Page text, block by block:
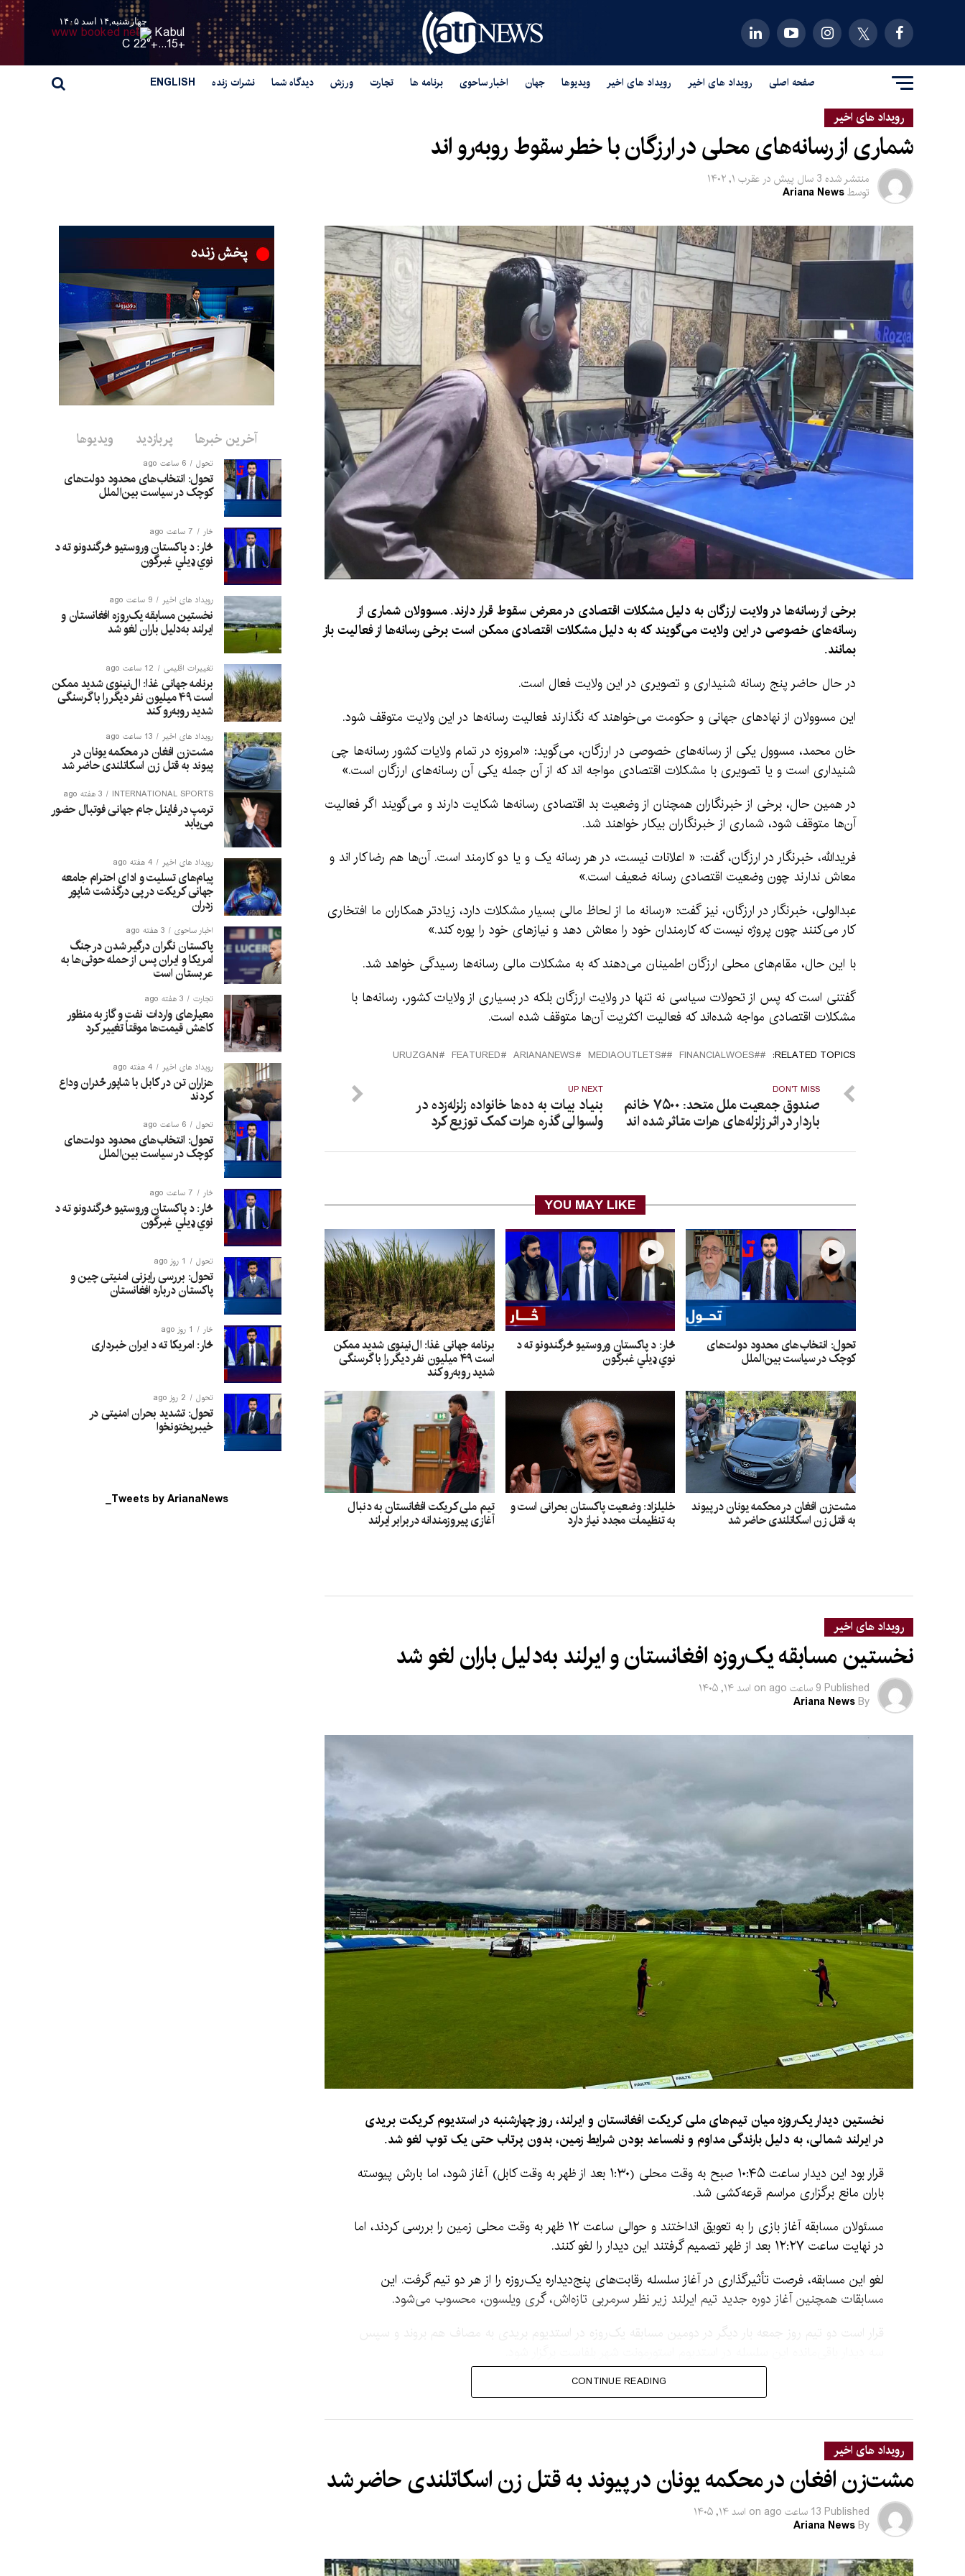
چهارشنبه,۱۴ اسد ۱۴۰۵
Kabul
+
15...
+
22° C
صفحه اصلی رویداد های اخیر رویداد های اخیر ویدیوها جهان اخبار ساحوی برنامه ها تجارت ورزش دیدگاه شما نشرات زنده ENGLISH
رویداد های اخیر
شماری از رسانه‌های محلی در ارزگان با خطر سقوط روبه‌رو اند
منتشر شده 3 سال پیش در عقرب ۱, ۱۴۰۲
توسطAriana News
برخی از رسانه‌ها در ولایت ارزگان به دلیل مشکلات اقتصادی در معرض سقوط قرار دارند. مسوولان شماری از
رسانه‌های خصوصی در این ولایت می‌گویند که به دلیل مشکلات اقتصادی ممکن است برخی رسانه‌ها از فعالیت باز
بمانند.
در حال حاضر پنج رسانه شنیداری و تصویری در این ولایت فعال است.
این مسوولان از نهاد‌های جهانی و حکومت می‌خواهند که نگذارند فعالیت رسانه‌ها در این ولایت متوقف شود.
خان محمد، مسوول یکی از رسانه‌های خصوصی در ارزگان، می‌گوید: «امروزه در تمام ولایات کشور رسانه‌ها چی
شنیداری است و یا تصویری با مشکلات اقتصادی مواجه اند که از آن جمله یکی آن رسانه‌های ارزگان است.»
در همین حال، برخی از خبرنگاران همچنان از وضعیت بد اقتصادی رسانه‌ها شکایت دارند و می‌گویند اگر فعالیت
آن‌ها متوقف شود، شماری از خبرنگاران بیکار خواهند شد.
فریدالله، خبرنگار در ارزگان، گفت: « اعلانات نیست، در هر رسانه یک و یا دو کارمند است. آن‌ها هم رضاکار اند و
معاش ندارند چون وضعیت اقتصادی رسانه ضعیف است.»
عبدالولی، خبرنگار در ارزگان، نیز گفت: «رسانه ما از لحاظ مالی بسیار مشکلات دارد، زیادتر همکاران ما افتخاری
کار می‌کنند چون پروژه نیست که کارمندان خود را معاش دهد و نیازهای خود را پوره کند.»
با این حال، مقام‌های محلی ارزگان اطمینان می‌دهند که به مشکلات مالی رسانه‌ها رسیدگی خواهد شد.
گفتنی است که پس از تحولات سیاسی نه تنها در ولایت ارزگان بلکه در بسیاری از ولایات کشور، رسانه‌ها با
مشکلات اقتصادی مواجه شده‌اند که فعالیت اکثریت آن‌ها متوقف شده است.
RELATED TOPICS:
#FINANCIALWOES
#MEDIAOUTLETS
ARIANANEWS
FEATURED
URUZGAN
UP NEXT
بنیاد بیات به ده‌ها خانواده زلزله‌زده در
ولسوالی گذره هرات کمک توزیع کرد
DON'T MISS
صندوق جمعیت ملل متحد: ۷۵۰۰ خانم
باردار در اثر زلزله‌های هرات متاثر شده اند
YOU MAY LIKE
تحول: انتخاب‌های محدود دولت‌های
کوچک در سیاست بین‌الملل
څار: د پاکستان وروستیو څرگندونو ته د
نوي ډیلي غبرگون
برنامه جهانی غذا: ال‌نینوی شدید ممکن
است ۴۹ میلیون نفر دیگر را با گرسنگی
شدید روبه‌رو کند
مشت‌زن افغان در محکمه یونان در پیوند
به قتل زن اسکاتلندی حاضر شد
خلیلزاد: وضعیت پاکستان بحرانی است و
به تنظیمات مجدد نیاز دارد
تیم ملی کریکت افغانستان به دنبال
آغازی پیروزمندانه دربرابر ایرلند
رویداد های اخیر
نخستین مسابقه یک‌روزه افغانستان و ایرلند به‌دلیل باران لغو شد
Published 9 ساعت ago on اسد ۱۴, ۱۴۰۵
By
Ariana News
نخستین دیدار یک‌روزه میان تیم‌های ملی کریکت افغانستان و ایرلند، روز چهارشنبه در استدیوم کریکت بریدی
در ایرلند شمالی، به دلیل بارندگی مداوم و نامساعد بودن شرایط زمین، بدون پرتاب حتی یک توپ لغو شد.
قرار بود این دیدار ساعت ۱۰:۴۵ صبح به وقت محلی (۱:۳۰ بعد از ظهر به وقت کابل) آغاز شود، اما بارش پیوسته
باران مانع برگزاری مراسم قرعه‌کشی شد.
مسئولان مسابقه آغاز بازی را به تعویق انداختند و حوالی ساعت ۱۲ ظهر به وقت محلی زمین را بررسی کردند، اما
در نهایت ساعت ۱۲:۲۷ بعد از ظهر تصمیم گرفتند این دیدار را لغو کنند.
لغو این مسابقه، فرصت تأثیرگذاری در آغاز سلسله رقابت‌های پنج‌دیداره یک‌روزه را از هر دو تیم گرفت. این
مسابقات همچنین آغاز دوره جدید تیم ایرلند زیر نظر سرمربی تازه‌اش، گری ویلسون، محسوب می‌شود.
قرار است دو تیم روز جمعه بار دیگر در دومین مسابقه یک‌روزه در استدیوم بریدی به مصاف هم بروند و سپس
رقابت‌های یک‌روزه افغانستان و ایرلند به‌صورت زنده از
شبکه تلویزیونی آریانا در سراسر افغانستان پخش
این نسخه از نظر نگارشی، املایی و سبک خبری روان و حرفه‌ای است.
CONTINUE READING
رویداد های اخیر
مشت‌زن افغان در محکمه یونان در پیوند به قتل زن اسکاتلندی حاضر شد
Published 13 ساعت ago on اسد ۱۴, ۱۴۰۵
By
Ariana News
آخرین خبرها پربازدید ویدیوها
تحول 6 ساعت ago
تحول: انتخاب‌های محدود دولت‌های
کوچک در سیاست بین‌الملل
څار 7 ساعت ago
څار: د پاکستان وروستیو څرگندونو ته د
نوي ډیلي غبرگون
رویداد های اخیر 9 ساعت ago
نخستین مسابقه یک‌روزه افغانستان و
ایرلند به‌دلیل باران لغو شد
تغییرات اقلیمی 12 ساعت ago
برنامه جهانی غذا: ال‌نینوی شدید ممکن
است ۴۹ میلیون نفر دیگر را با گرسنگی
شدید روبه‌رو کند
رویداد های اخیر 13 ساعت ago
مشت‌زن افغان در محکمه یونان در
پیوند به قتل زن اسکاتلندی حاضر شد
INTERNATIONAL SPORTS 3 هفته ago
ترمپ در فاینل جام جهانی فوتبال حضور
می‌یابد
رویداد های اخیر 4 هفته ago
پیام‌های تسلیت و ادای احترام جامعه
جهانی کریکت در پی درگذشت شاپور
زدران
اخبار ساحوی 3 هفته ago
پاکستان نگران درگیر شدن در جنگ
امریکا و ایران پس از حمله حوثی‌ها به
عربستان است
تجارت 3 هفته ago
معیارهای واردات نفت و گاز به منظور
کاهش قیمت‌ها موقتاً تغییر کرد
رویداد های اخیر 4 هفته ago
هزاران تن در کابل با شاپور ځدران وداع
کردند
تحول 6 ساعت ago
تحول: انتخاب‌های محدود دولت‌های
کوچک در سیاست بین‌الملل
څار 7 ساعت ago
څار: د پاکستان وروستیو څرگندونو ته د
نوي ډیلي غبرگون
تحول 1 روز ago
تحول: بررسی رایزنی امنیتی چین و
پاکستان درباره افغانستان
څار 1 روز ago
څار: امریکا ته د ایران خبرداری
تحول 2 روز ago
تحول: تشدید بحران امنیتی در
خیبرپختونخوا
Tweets by ArianaNews_